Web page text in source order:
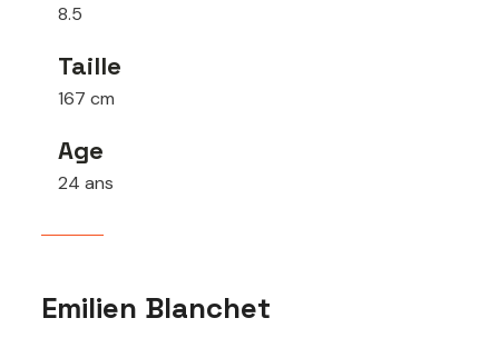
8.5
Taille
167 cm
Age
24 ans
Emilien Blanchet